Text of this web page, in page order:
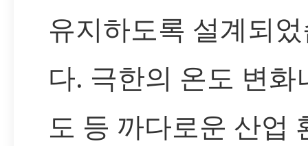
유지하도록 설계되
다. 극한의 온도 변화
도 등 까다로운 산업